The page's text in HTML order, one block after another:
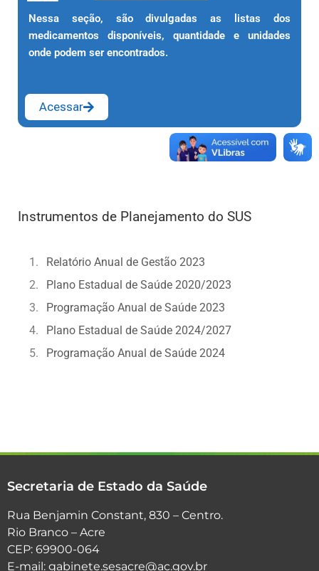
Nessa seção, são divulgadas as listas dos
medicamentos disponíveis, quantidade e unidades
onde podem ser encontrados.
Acessar
Instrumentos de Planejamento do SUS
Relatório Anual de Gestão 2023
Plano Estadual de Saúde 2020/2023
Programação Anual de Saúde 2023
Plano Estadual de Saúde 2024/2027
Programação Anual de Saúde 2024
Secretaria de Estado da Saúde
Rua Benjamin Constant, 830 – Centro.
Rio Branco – Acre
CEP: 69900-064
E-mail: gabinete.sesacre@ac.gov.br